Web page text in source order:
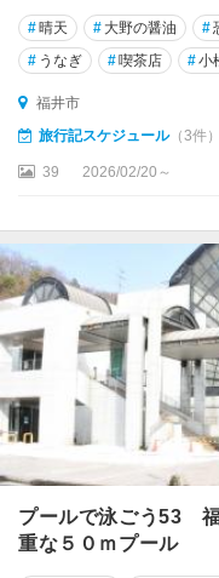
#晴天 # 大野の醤油 #
# うなぎ #喫茶店 #小
福井市
旅行記スケジュール（3件）
39 2026/02/20～
プールで泳ごう53
重な５０ｍプール